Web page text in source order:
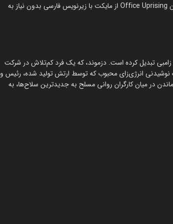
فیلم شورش در اداره در سال 2018 در ژانر کمدی ساخته شده است. تماشای آنلاین و رایگان Office Uprising از مایکت با زیرنویس فارسی بدون نیاز به
تبدیل کرده است. دزموند، که یک فرد کم‌تلاش در شرکت
نوشیدنی انرژی‌زای محبوب که توسط ارتش تولید شده، رئیس و
در میان کارگران روانی مسلح به جدیدترین سلاح‌ها، به